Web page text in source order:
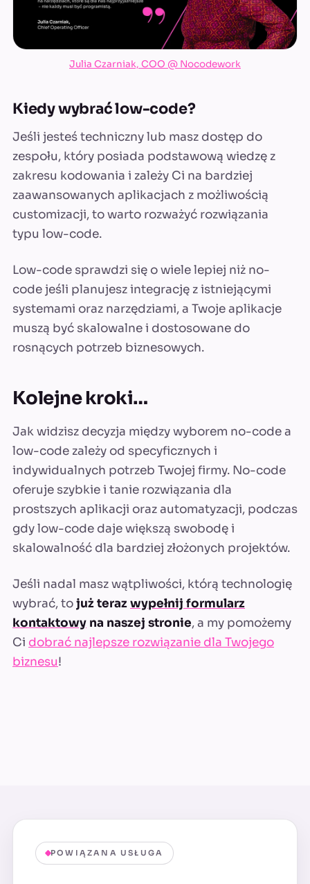
Julia Czarniak, COO @ Nocodework
Kiedy wybrać low-code?
Jeśli jesteś techniczny lub masz dostęp do
zespołu, który posiada podstawową wiedzę z
zakresu kodowania i zależy Ci na bardziej
zaawansowanych aplikacjach z możliwością
customizacji, to warto rozważyć rozwiązania
typu low-code.
Low-code sprawdzi się o wiele lepiej niż no-
code jeśli planujesz integrację z istniejącymi
systemami oraz narzędziami, a Twoje aplikacje
muszą być skalowalne i dostosowane do
rosnących potrzeb biznesowych.
Kolejne kroki…
Jak widzisz decyzja między wyborem no-code a
low-code zależy od specyficznych i
indywidualnych potrzeb Twojej firmy. No-code
oferuje szybkie i tanie rozwiązania dla
prostszych aplikacji oraz automatyzacji, podczas
gdy low-code daje większą swobodę i
skalowalność dla bardziej złożonych projektów.
Jeśli nadal masz wątpliwości, którą technologię
wybrać, tojuż terazwypełnij formularz
kontaktowy na naszej stronie, a my pomożemy
Ci dobrać najlepsze rozwiązanie dla Twojego
biznesu!
POWIĄZANA USŁUGA